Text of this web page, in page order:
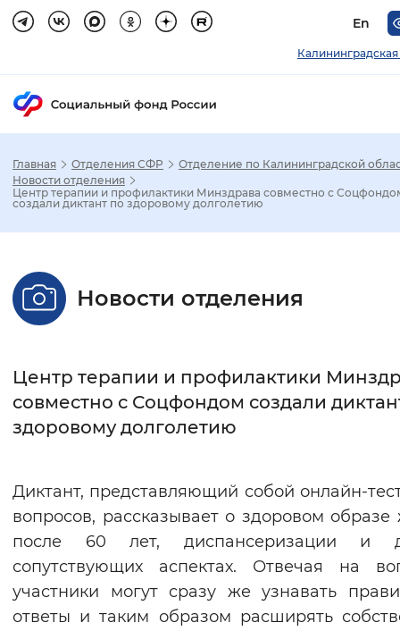
En
Стандартный Увеличенный
Без засечек С засечками
Интервал между буквами
Цвет сайта
Монохромный Инверсивный
Синий фон
Главная Отделения СФР
Отделение по Калининградской
Новости отделения
Центр терапии и профилактики Минздрава совместно с
создали диктант по здоровому долголетию
Новости отделения
Центр терапии и профилактики
совместно с Соцфондом создали
здоровому долголетию
Диктант, представляющий собой онлайн-
вопросов, рассказывает о здоровом
после 60 лет, диспансеризации и
сопутствующих аспектах. Отвечая на
участники могут сразу же узнавать
ответы и таким образом расширять